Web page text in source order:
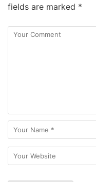
fields are marked *